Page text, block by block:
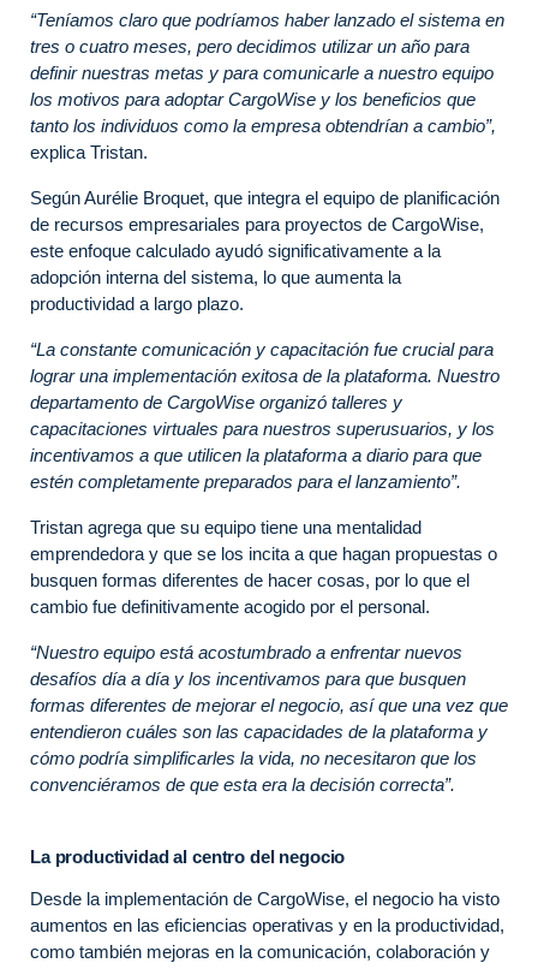
“Teníamos claro que podríamos haber lanzado el sistema en
tres o cuatro meses, pero decidimos utilizar un año para
definir nuestras metas y para comunicarle a nuestro equipo
los motivos para adoptar CargoWise y los beneficios que
tanto los individuos como la empresa obtendrían a cambio”,
explica Tristan.
Según Aurélie Broquet, que integra el equipo de planificación
de recursos empresariales para proyectos de CargoWise,
este enfoque calculado ayudó significativamente a la
adopción interna del sistema, lo que aumenta la
productividad a largo plazo.
“La constante comunicación y capacitación fue crucial para
lograr una implementación exitosa de la plataforma. Nuestro
departamento de CargoWise organizó talleres y
capacitaciones virtuales para nuestros superusuarios, y los
incentivamos a que utilicen la plataforma a diario para que
estén completamente preparados para el lanzamiento”.
Tristan agrega que su equipo tiene una mentalidad
emprendedora y que se los incita a que hagan propuestas o
busquen formas diferentes de hacer cosas, por lo que el
cambio fue definitivamente acogido por el personal.
“Nuestro equipo está acostumbrado a enfrentar nuevos
desafíos día a día y los incentivamos para que busquen
formas diferentes de mejorar el negocio, así que una vez que
entendieron cuáles son las capacidades de la plataforma y
cómo podría simplificarles la vida, no necesitaron que los
convenciéramos de que esta era la decisión correcta”.
La productividad al centro del negocio
Desde la implementación de CargoWise, el negocio ha visto
aumentos en las eficiencias operativas y en la productividad,
como también mejoras en la comunicación, colaboración y